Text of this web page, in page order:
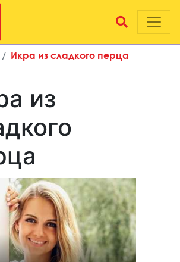
Икра из сладкого перца
из